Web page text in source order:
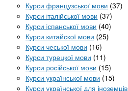
Курси французської мови (37)
Курси італійської мови (37)
Курси іспанської мови (40)
Курси китайскої мови (25)
Курси чеської мови (16)
Курси турецкої мови (11)
Курси російської мови (15)
Курси української мови (15)
Курси української для іноземців